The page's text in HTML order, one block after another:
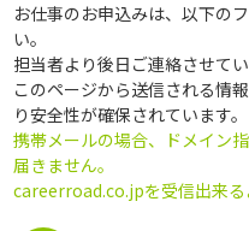
お仕事のお申込みは、以下の
い。
担当者より後日ご連絡させてい
このページから送信される情
り安全性が確保されています。
携帯メールの場合、ドメイン
届きません。
careerroad.co.jpを受信出来る